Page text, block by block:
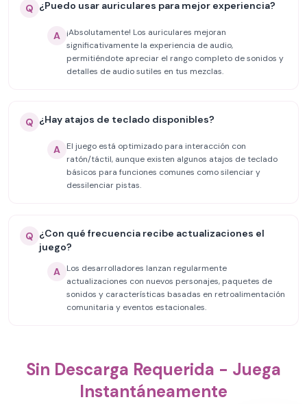
Q ¿Puedo usar auriculares para mejor experiencia?
A
¡Absolutamente! Los auriculares mejoran
significativamente la experiencia de audio,
permitiéndote apreciar el rango completo de sonidos y
detalles de audio sutiles en tus mezclas.
Q ¿Hay atajos de teclado disponibles?
A
El juego está optimizado para interacción con
ratón/táctil, aunque existen algunos atajos de teclado
básicos para funciones comunes como silenciar y
dessilenciar pistas.
Q ¿Con qué frecuencia recibe actualizaciones el
juego?
A
Los desarrolladores lanzan regularmente
actualizaciones con nuevos personajes, paquetes de
sonidos y características basadas en retroalimentación
comunitaria y eventos estacionales.
Sin Descarga Requerida - Juega
Instantáneamente